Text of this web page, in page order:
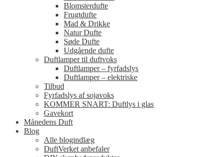
Blomsterdufte
Frugtdufte
Mad & Drikke
Natur Dufte
Søde Dufte
Udgående dufte
Duftlamper til duftvoks
Duftlamper – fyrfadslys
Duftlamper – elektriske
Tilbud
Fyrfadslys af sojavoks
KOMMER SNART: Duftlys i glas
Gavekort
Månedens Duft
Blog
Alle blogindlæg
DuftVerket anbefaler